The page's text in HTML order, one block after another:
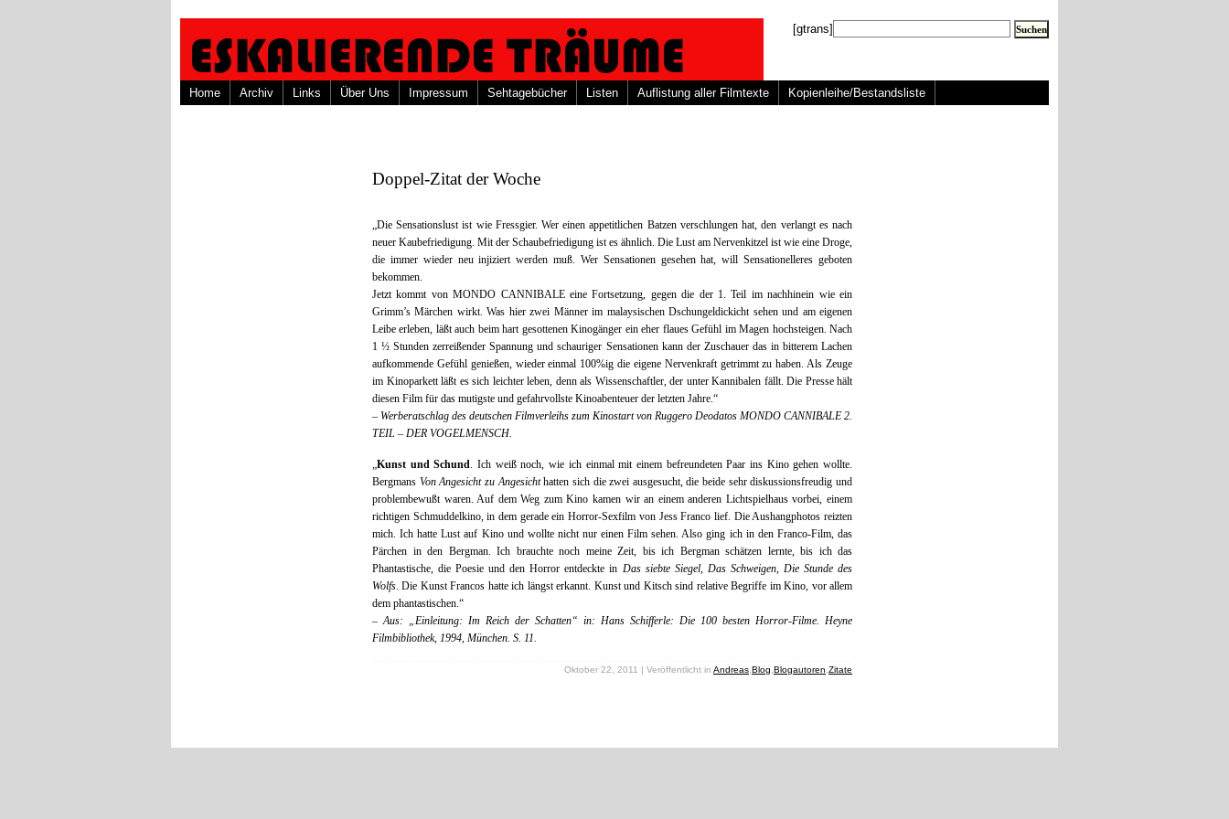
[gtrans]
Home Archiv Links Über Uns Impressum Sehtagebücher Listen Auflistung aller Filmtexte Kopienleihe/Bestandsliste
Doppel-Zitat der Woche
„Die Sensationslust ist wie Fressgier. Wer einen appetitlichen Batzen verschlungen hat, den verlangt es nach
neuer Kaubefriedigung. Mit der Schaubefriedigung ist es ähnlich. Die Lust am Nervenkitzel ist wie eine Droge,
die immer wieder neu injiziert werden muß. Wer Sensationen gesehen hat, will Sensationelleres geboten
bekommen.
Jetzt kommt von MONDO CANNIBALE eine Fortsetzung, gegen die der 1. Teil im nachhinein wie ein
Grimm’s Märchen wirkt. Was hier zwei Männer im malaysischen Dschungeldickicht sehen und am eigenen
Leibe erleben, läßt auch beim hart gesottenen Kinogänger ein eher flaues Gefühl im Magen hochsteigen. Nach
1 ½ Stunden zerreißender Spannung und schauriger Sensationen kann der Zuschauer das in bitterem Lachen
aufkommende Gefühl genießen, wieder einmal 100%ig die eigene Nervenkraft getrimmt zu haben. Als Zeuge
im Kinoparkett läßt es sich leichter leben, denn als Wissenschaftler, der unter Kannibalen fällt. Die Presse hält
diesen Film für das mutigste und gefahrvollste Kinoabenteuer der letzten Jahre.“
– Werberatschlag des deutschen Filmverleihs zum Kinostart von Ruggero Deodatos MONDO CANNIBALE 2.
TEIL – DER VOGELMENSCH.
„Kunst und Schund. Ich weiß noch, wie ich einmal mit einem befreundeten Paar ins Kino gehen wollte.
Bergmans Von Angesicht zu Angesichthatten sich die zwei ausgesucht, die beide sehr diskussionsfreudig und
problembewußt waren. Auf dem Weg zum Kino kamen wir an einem anderen Lichtspielhaus vorbei, einem
richtigen Schmuddelkino, in dem gerade ein Horror-Sexfilm von Jess Franco lief. Die Aushangphotos reizten
mich. Ich hatte Lust auf Kino und wollte nicht nur einen Film sehen. Also ging ich in den Franco-Film, das
Pärchen in den Bergman. Ich brauchte noch meine Zeit, bis ich Bergman schätzen lernte, bis ich das
Phantastische, die Poesie und den Horror entdeckte in Das siebte Siegel, Das Schweigen, Die Stunde des
Wolfs. Die Kunst Francos hatte ich längst erkannt. Kunst und Kitsch sind relative Begriffe im Kino, vor allem
dem phantastischen.“
– Aus: „Einleitung: Im Reich der Schatten“ in: Hans Schifferle: Die 100 besten Horror-Filme. Heyne
Filmbibliothek, 1994, München. S. 11.
Oktober 22, 2011 | Veröffentlicht in Andreas Blog Blogautoren Zitate